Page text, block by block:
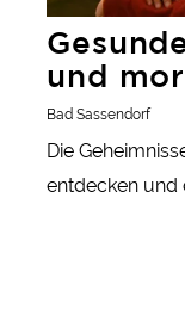
und
Bad Sassendorf
Die
entdecken und